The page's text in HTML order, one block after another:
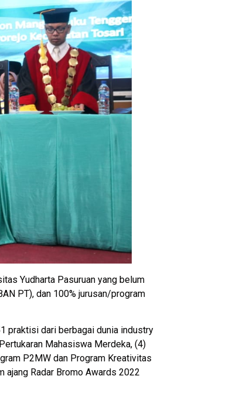
Yudharta Pasuruan yang belum
PT), dan 100% jurusan/program
praktisi dari berbagai dunia industry
Mahasiswa Merdeka, (4)
P2MW dan Program Kreativitas
ajang Radar Bromo Awards 2022